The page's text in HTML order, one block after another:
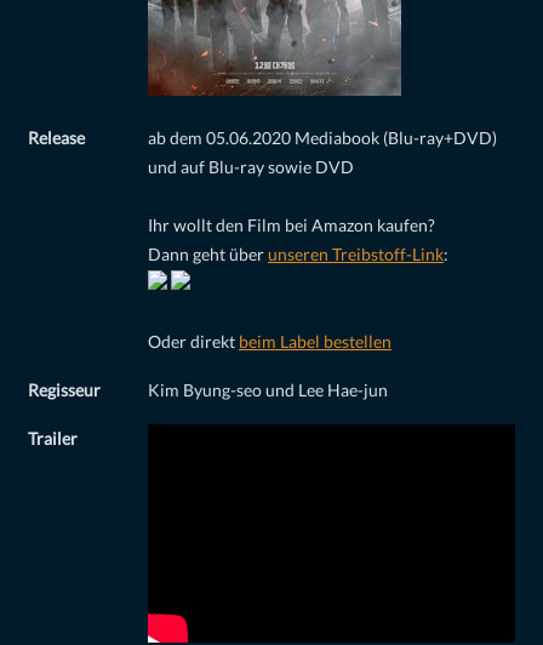
Release
ab dem 05.06.2020 Mediabook (Blu-ray+DVD)
und auf Blu-ray sowie DVD
Ihr wollt den Film bei Amazon kaufen?
Dann geht überunseren Treibstoff-Link:
Oder direkt beim Label bestellen
Regisseur Kim Byung-seo und Lee Hae-jun
Trailer